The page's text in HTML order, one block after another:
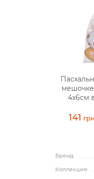
4х6см
141 грн
Бренд:
Коллекция: